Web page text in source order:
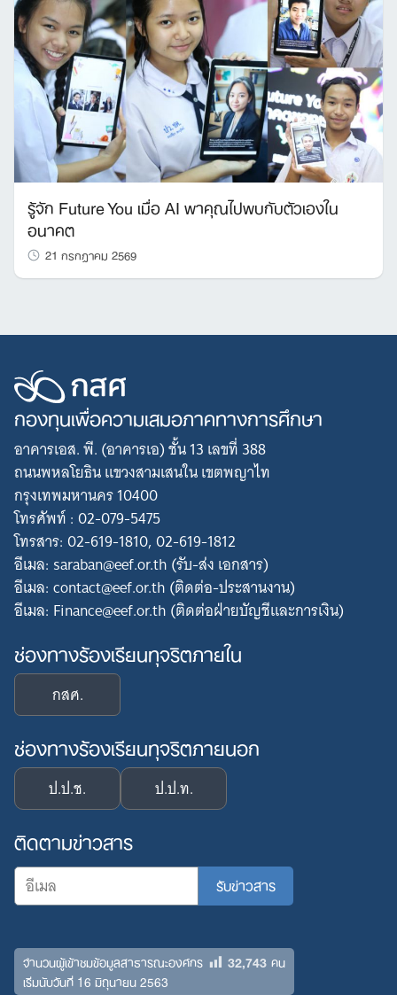
รู้จัก Future You เมื่อ AI พาคุณไปพบกับตัวเองใน
อนาคต
21 กรกฎาคม 2569
กองทุนเพื่อความเสมอภาคทางการศึกษา
อาคารเอส. พี. (อาคารเอ) ชั้น 13 เลขที่ 388
ถนนพหลโยธิน แขวงสามเสนใน เขตพญาไท
กรุงเทพมหานคร 10400
โทรศัพท์ : 02-079-5475
โทรสาร: 02-619-1810, 02-619-1812
อีเมล: saraban@eef.or.th (รับ-ส่ง เอกสาร)
อีเมล: contact@eef.or.th (ติดต่อ-ประสานงาน)
อีเมล: Finance@eef.or.th (ติดต่อฝ่ายบัญชีและการเงิน)
ช่องทางร้องเรียนทุจริตภายใน
กสศ.
ช่องทางร้องเรียนทุจริตภายนอก
ป.ป.ช. ป.ป.ท.
ติดตามข่าวสาร
จำนวนผู้เข้าชมข้อมูลสาธารณะองค์กร 32,743คน
เริ่มนับวันที่ 16 มิถุนายน 2563